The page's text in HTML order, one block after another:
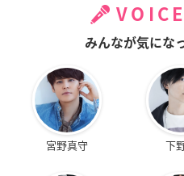
みんなが気にな
宮野真守 下